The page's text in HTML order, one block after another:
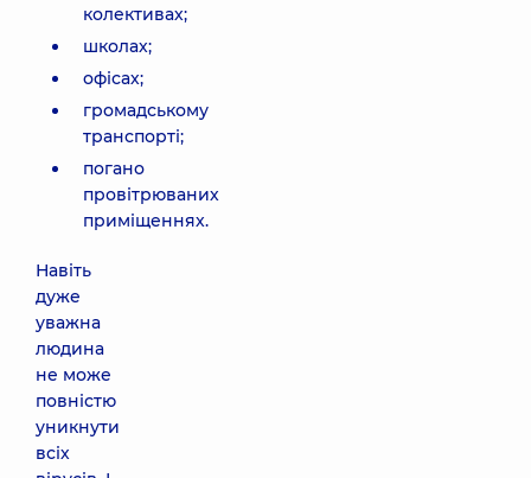
колективах;
школах;
офісах;
громадському
транспорті;
погано
провітрюваних
приміщеннях.
Навіть
дуже
уважна
людина
не може
повністю
уникнути
всіх